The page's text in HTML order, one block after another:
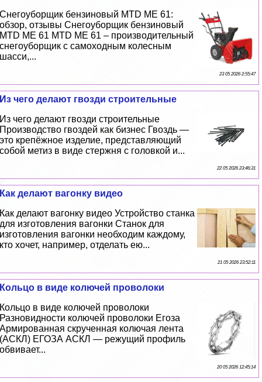
Снегоуборщик бензиновый MTD ME 61:
обзор, отзывы Снегоуборщик бензиновый
MTD ME 61 MTD ME 61 – производительный
снегоуборщик с самоходным колесным
шасси,...
23 05 2026 2:55:47
Из чего делают гвозди строительные
Из чего делают гвозди строительные
Производство гвоздей как бизнес Гвоздь —
это крепёжное изделие, представляющий
собой метиз в виде стержня с головкой и...
22 05 2026 23:46:31
Как делают вагонку видео
Как делают вагонку видео Устройство станка
для изготовления вагонки Станок для
изготовления вагонки необходим каждому,
кто хочет, например, отделать ею...
21 05 2026 23:52:11
Кольцо в виде колючей проволоки
Кольцо в виде колючей проволоки
Разновидности колючей проволоки Егоза
Армированная скрученная колючая лента
(АСКЛ) ЕГОЗА АСКЛ — режущий профиль
обвивает...
20 05 2026 12:45:14